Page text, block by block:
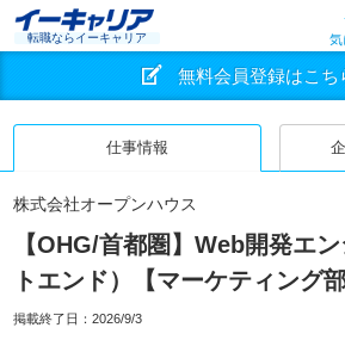
転職ならイーキャリア 気
無料会員登録はこち
仕事情報
株式会社オープンハウス
【OHG/首都圏】Web開発エ
トエンド）【マーケティング
掲載終了日： 2026/9/3